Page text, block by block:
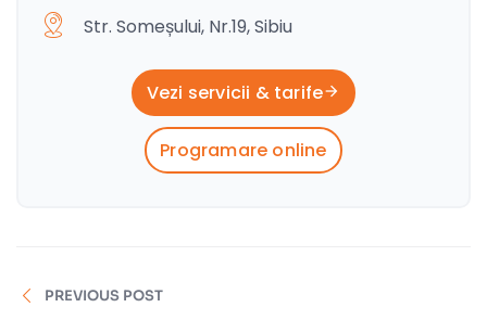
Str. Someșului, Nr.19, Sibiu
Vezi servicii & tarife
Programare online
PREVIOUS POST